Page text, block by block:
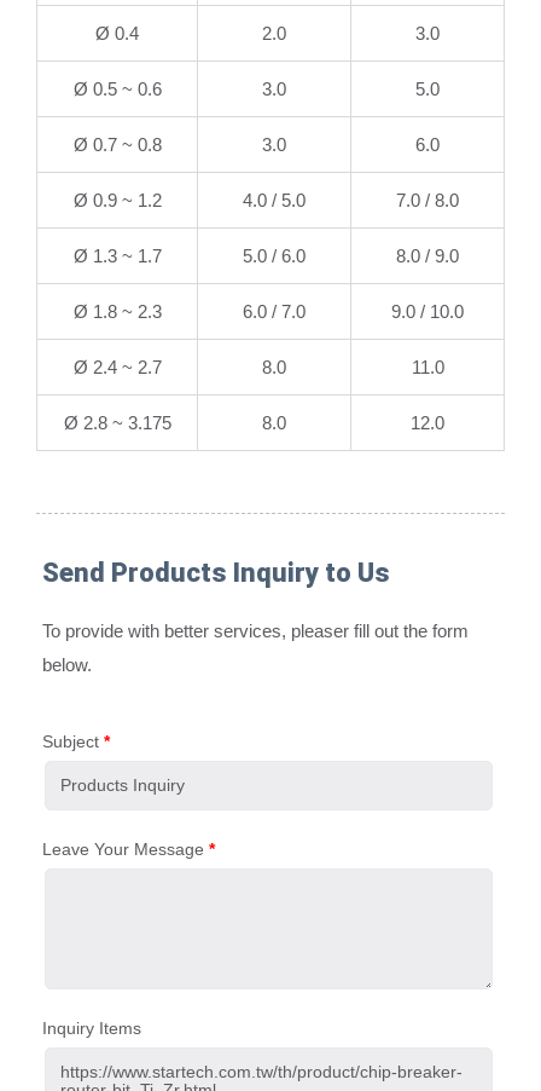
Ø 0.4 2.0 3.0
Ø 0.5 ~ 0.6 3.0 5.0
Ø 0.7 ~ 0.8 3.0 6.0
Ø 0.9 ~ 1.2 4.0 / 5.0 7.0 / 8.0
Ø 1.3 ~ 1.7 5.0 / 6.0 8.0 / 9.0
Ø 1.8 ~ 2.3 6.0 / 7.0 9.0 / 10.0
Ø 2.4 ~ 2.7 8.0 11.0
Ø 2.8 ~ 3.175 8.0 12.0